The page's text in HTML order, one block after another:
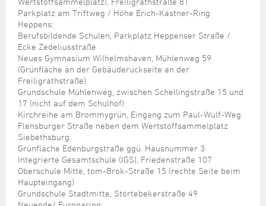
Parkplatz am Triftweg / Höhe Erich-Kästner-Ring
Heppens:
Berufsbildende Schulen, Parkplatz Heppenser Straße /
Ecke Zedeliusstraße
Neues Gymnasium Wilhelmshaven, Mühlenweg 59
(Grünfläche an der Gebäuderückseite an der
Freiligrathstraße)
Grundschule Mühlenweg, zwischen Schellingstraße 15 und
17 (nicht auf dem Schulhof)
Kirchreihe am Brommygrün, Eingang zum Paul-Wulf-Weg
Flensburger Straße neben dem Wertstoffsammelplatz
Siebethsburg:
Grünfläche Edenburgstraße ggü. Hausnummer 3
Integrierte Gesamtschule (IGS), Friedenstraße 107
Oberschule Mitte, tom-Brok-Straße 15 (rechte Seite beim
Haupteingang)
Grundschule Stadtmitte, Störtebekerstraße 49